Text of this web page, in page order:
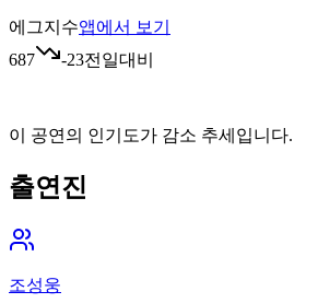
에그지수앱에서 보기
687
-23전일대비
이 공연의 인기도가 감소 추세입니다.
출연진
조성웅